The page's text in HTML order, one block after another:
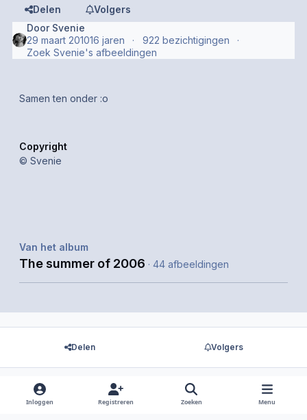
Delen
Volgers
Door Svenie
29 maart 201016 jaren
922 bezichtigingen
Zoek Svenie's afbeeldingen
Samen ten onder :o
Copyright
© Svenie
Van het album
The summer of 2006 · 44 afbeeldingen
Delen Volgers
Er zijn geen reacties om weer te geven.
Inloggen Registreren Zoeken Menu